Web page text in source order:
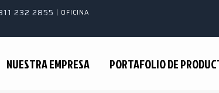
232 2855 | OFICINA
NUESTRA EMPRESA PORTAFOLIO DE